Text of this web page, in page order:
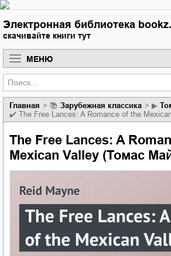
Электронная библиотека
скачивайте книги тут
МЕНЮ
Главная 📚 зарубежная классика ▶
✔️ The Free Lances: A Romance of the
The Free Lances: A
Mexican Valley (Томас